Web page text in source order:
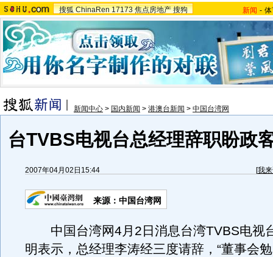
搜狐 ChinaRen 17173 焦点房地产 搜狗 新闻 -
新闻中心 > 国内新闻 > 港澳台新闻 > 中国台湾网
台TVBS电视台总经理辞职盼政
2007年04月02日15:44 [我
来源：中国台湾网
中国台湾网4月2日消息台湾TVBS电视
明表示，总经理李涛经三度请辞，“董事会